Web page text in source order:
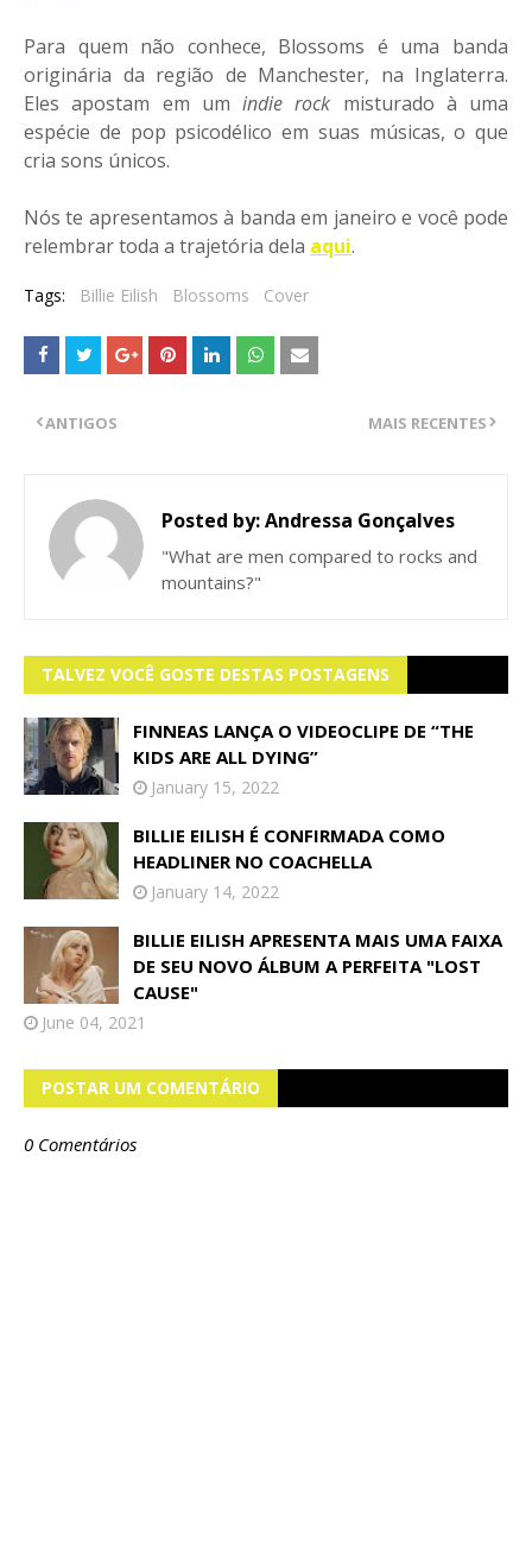
Para quem não conhece, Blossoms é uma banda
originária da região de Manchester, na Inglaterra.
Eles apostam em um indie rock misturado à uma
espécie de pop psicodélico em suas músicas, o que
cria sons únicos.
Nós te apresentamos à banda em janeiro e você pode
relembrar toda a trajetória dela aqui.
Tags: Billie Eilish Blossoms Cover
MAIS RECENTES
ANTIGOS
Posted by:Andressa Gonçalves
"What are men compared to rocks and
mountains?"
TALVEZ VOCÊ GOSTE DESTAS POSTAGENS
FINNEAS LANÇA O VIDEOCLIPE DE “THE
KIDS ARE ALL DYING”
January 15, 2022
BILLIE EILISH É CONFIRMADA COMO
HEADLINER NO COACHELLA
January 14, 2022
BILLIE EILISH APRESENTA MAIS UMA FAIXA
DE SEU NOVO ÁLBUM A PERFEITA "LOST
CAUSE"
June 04, 2021
POSTAR UM COMENTÁRIO
0 Comentários